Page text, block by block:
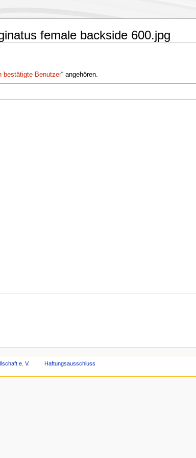
female backside 600.jpg
bestätigte Benutzer“ angehören.
e. V. Haftungsausschluss